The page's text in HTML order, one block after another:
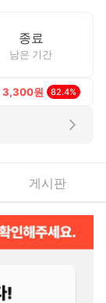
종료
남은 기간
3,300원 82.4%
게시판